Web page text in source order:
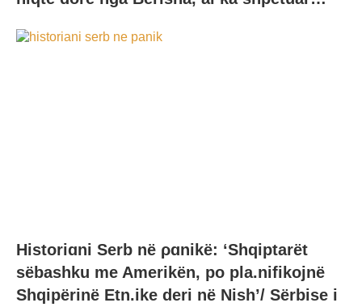
Historiɑni Serb në ρɑnikë: ‘Shqiptarët
sëbashku me Amerikën, po pla.nifikojnë
Shqipërinë Etn.ike deri në Nish’/ Sërbise i